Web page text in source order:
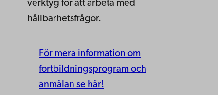
verktyg för att arbeta med
hållbarhetsfrågor.
För mera information om
fortbildningsprogram och
anmälan se här!